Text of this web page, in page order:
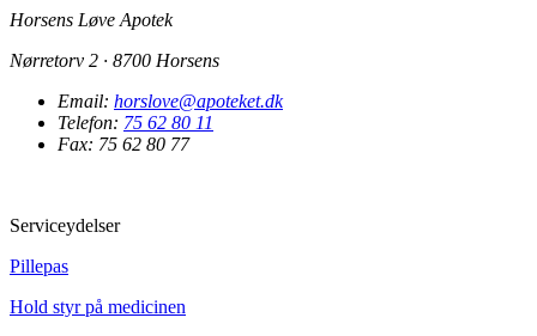
Horsens Løve Apotek
Nørretorv 2 · 8700 Horsens
Email: horslove@apoteket.dk
Telefon: 75 62 80 11
Fax: 75 62 80 77
Serviceydelser
Pillepas
Hold styr på medicinen